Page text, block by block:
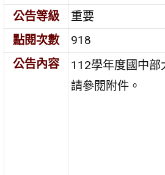
公告等級
重要
點閱次數
918
公告內容
112學年度國中
請參閱附件。